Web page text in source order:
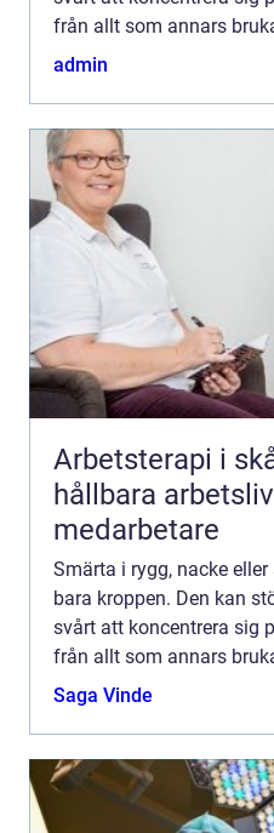
från allt som annars
vänjer sig successivt vid
admin
Arbetsterapi i skåne så
hållbara
medarbetare
Smärta i rygg, nacke
bara kroppen. Den kan
svårt att koncentrera sig
från allt som annars
vänjer sig successivt vid
Saga Vinde